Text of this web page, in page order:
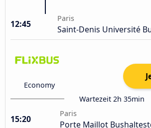
12:45
Paris
Saint-Denis Université
Economy
Wartezeit 2h 35min
15:20
Paris
Porte Maillot